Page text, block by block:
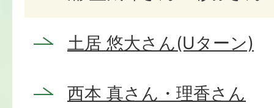
土居 悠大さん(Uターン)
西本 真さん・理香さん